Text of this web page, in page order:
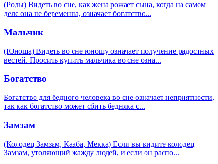
(Роды) Видеть во сне, как жена рожает сына, когда на самом
деле она не беременна, означает богатство...
Мальчик
(Юноша) Видеть во сне юношу означает получение радостных
вестей. Просить купить мальчика во сне озна...
Богатство
Богатство для бедного человека во сне означает неприятности,
так как богатство может сбить бедняка с...
Замзам
(Колодец Замзам, Кааба, Мекка) Если вы видите колодец
Замзам, утоляющий жажду людей, и если он распо...